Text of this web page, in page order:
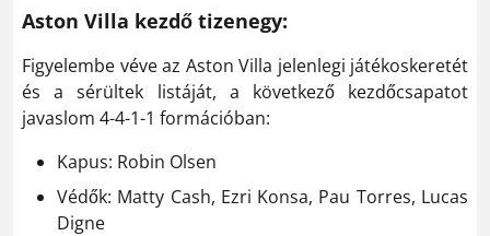
Aston Villa kezdő tizenegy:
Figyelembe véve az Aston Villa jelenlegi játékoskeretét
és a sérültek listáját, a következő kezdőcsapatot
javaslom 4-4-1-1 formációban:
Kapus: Robin Olsen
Védők: Matty Cash, Ezri Konsa, Pau Torres, Lucas
Digne